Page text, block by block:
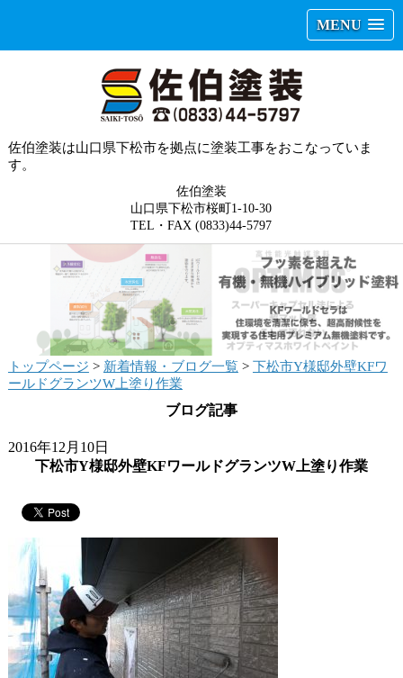
MENU
佐伯塗装は山口県下松市を拠点に塗装工事をおこなっていま
す。
佐伯塗装
山口県下松市桜町1-10-30
TEL・FAX (0833)44-5797
トップページ > 新着情報・ブログ一覧> 下松市Y様邸外壁KFワ
ールドグランツW上塗り作業
ブログ記事
2016年12月10日
下松市Y様邸外壁KFワールドグランツW上塗り作業